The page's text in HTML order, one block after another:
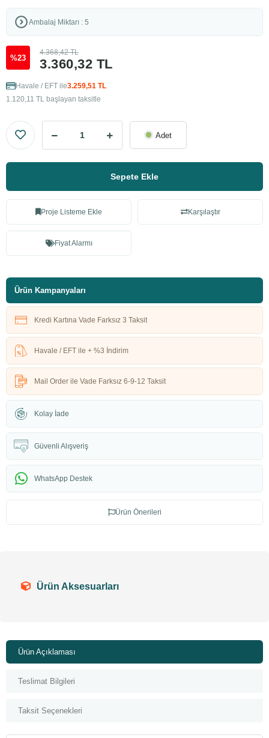
Ambalaj Miktarı : 5
%23 3.360,32 TL
4.368,42 TL
Havale / EFT ile3.259,51 TL
1.120,11 TL başlayan taksitle
Adet
Sepete Ekle
Proje Listeme Ekle Karşılaştır
Fiyat Alarmı
Ürün Kampanyaları
Kredi Kartına Vade Farksız 3 Taksit
Havale / EFT ile + %3 İndirim
Mail Order ile Vade Farksız 6-9-12 Taksit
Kolay İade
Güvenli Alışveriş
WhatsApp Destek
Ürün Önerileri
Ürün Aksesuarları
Ürün Açıklaması
Teslimat Bilgileri
Taksit Seçenekleri